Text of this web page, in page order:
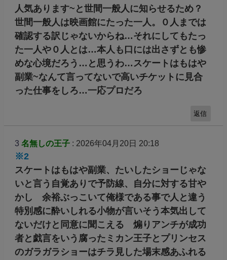
人気あります~と世間一般人に知らせるため？
世間一般人は映画館にたった一人。０人までは
確認する訳じゃないからね…それにしてもたっ
た一人や０人とは…本人も口には出さずとも惨
めな心境だろう…と思うわ…スケートはもはや
副業~なんて言ってないで高いチケットに見合
った仕事をしろ…一応プロだろ
返信
3 名無しの王子: 2026年04月20日 20:18
※2
スケートはもはや副業、たいしたショーじゃな
いと言う自覚ありで予防線、自分に対する甘や
かし 余裕ぶっこいて俺様である事で人と違う
特別感に酔いしれる小物が言いそう本気出して
ないだけと同意に聞こえる 煽りアンチが成功
者と戯言をいう腐ったミカン王子とプリンセス
のガラガラショーはチラ見した場末感あふれる